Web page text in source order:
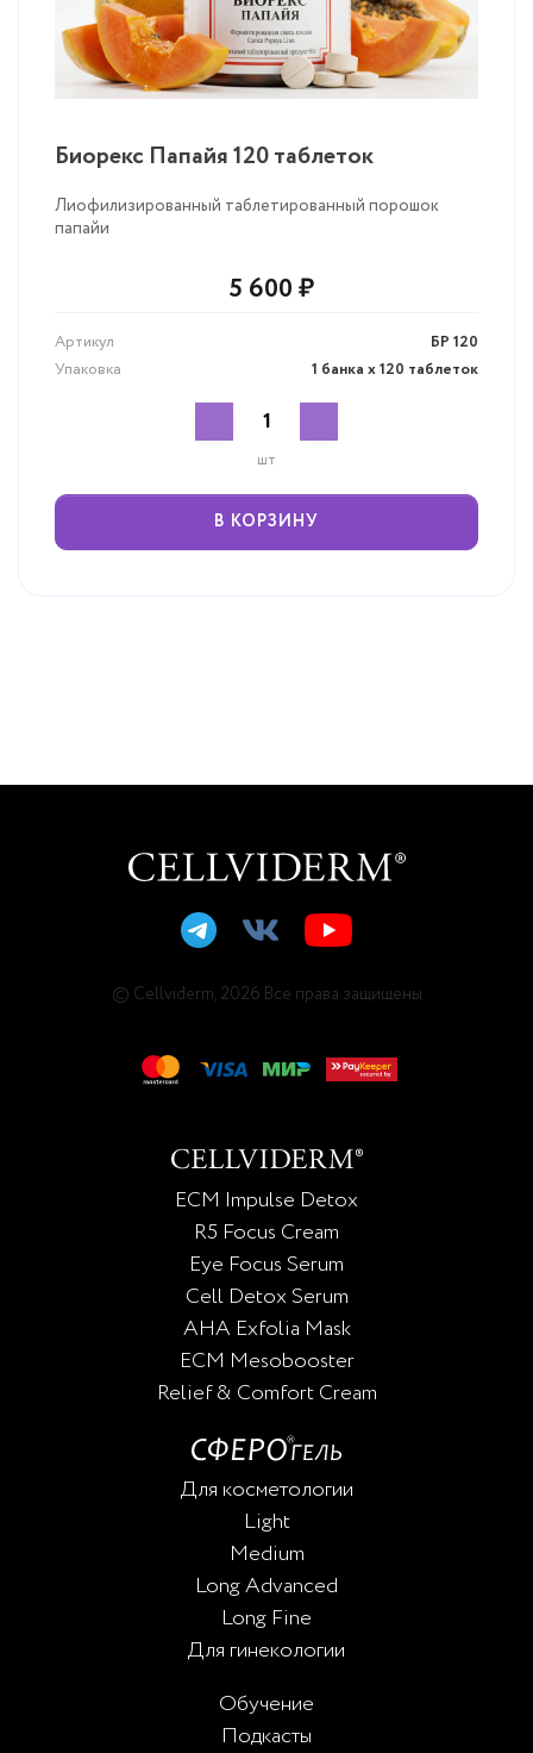
Биорекс Папайя 120 таблеток
Лиофилизированный таблетированный порошок
папайи
5 600 ₽
Артикул
БР 120
Упаковка
1 банка х 120 таблеток
шт
В КОРЗИНУ
© Cellviderm, 2026 Все права защищены
ECM Impulse Detox
R5 Focus Cream
Eye Focus Serum
Cell Detox Serum
AHA Exfolia Mask
ECM Mesobooster
Relief & Comfort Cream
Для косметологии
Light
Medium
Long Advanced
Long Fine
Для гинекологии
Обучение
Подкасты